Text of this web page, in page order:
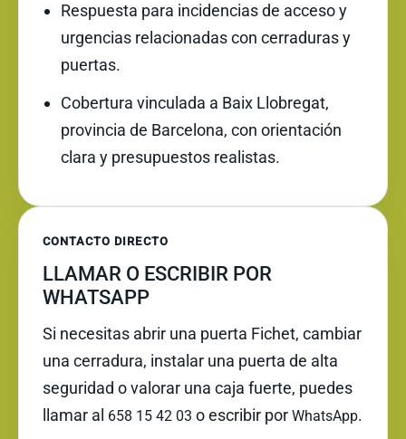
Respuesta para incidencias de acceso y
urgencias relacionadas con cerraduras y
puertas.
Cobertura vinculada a Baix Llobregat,
provincia de Barcelona, con orientación
clara y presupuestos realistas.
CONTACTO DIRECTO
LLAMAR O ESCRIBIR POR
WHATSAPP
Si necesitas abrir una puerta Fichet, cambiar
una cerradura, instalar una puerta de alta
seguridad o valorar una caja fuerte, puedes
llamar al 658 15 42 03 o escribir por WhatsApp.